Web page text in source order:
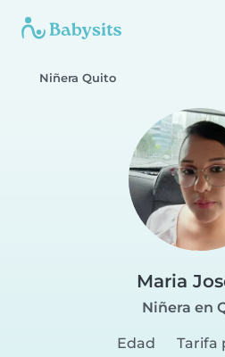
Niñera Quito
Maria
Niñera en
Edad
Tarifa